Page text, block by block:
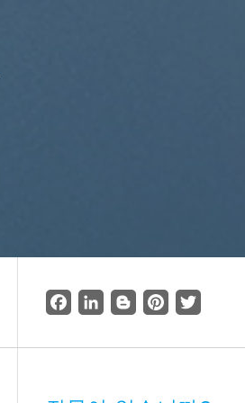
Facebook
LinkedInBloggerPinterestTwitter